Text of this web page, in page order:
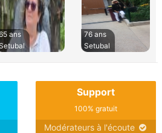
ans
76 ans
Setubal
Support
100% gratuit
Modérateurs à l'écoute